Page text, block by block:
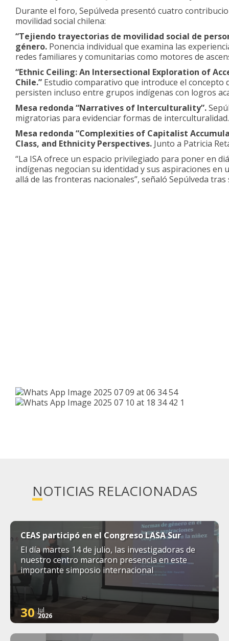
Durante el foro, Sepúlveda presentó cuatro
movilidad social chilena:
“Tejiendo trayectorias de movilidad social de
género. Ponencia individual que examina las
redes familiares y comunitarias como motores de
“Ethnic Ceiling: An Intersectional Exploration of
Chile.” Estudio comparativo que introduce el concepto
persisten incluso entre grupos indígenas con logros
Mesa redonda “Narratives of Interculturality”.
migratorias para evidenciar formas de interculturalidad.
Mesa redonda “Complexities of Capitalist
Class, and Ethnicity Perspectives. Junto a Patricia
“La ISA ofrece un espacio privilegiado para poner en
indígenas negocian su identidad y sus aspiraciones
allá de las fronteras nacionales”, señaló Sepúlveda
NOTICIAS RELACIONADAS
CEAS participó en el Congreso LASA Sur
El día martes 14 de julio, las investigadoras de
nuestro centro marcaron presencia en este
importante simposio internacional
30 Jul
2026